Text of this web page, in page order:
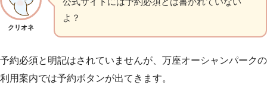
クリオネ
よ？
予約必須と明記はされていませんが、万座オーシャンパークの
利用案内では予約ボタンが出てきます。